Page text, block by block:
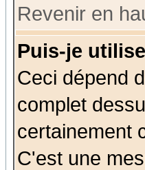
Revenir en
Puis-je
Ceci dépend
complet
certainement
C'est une